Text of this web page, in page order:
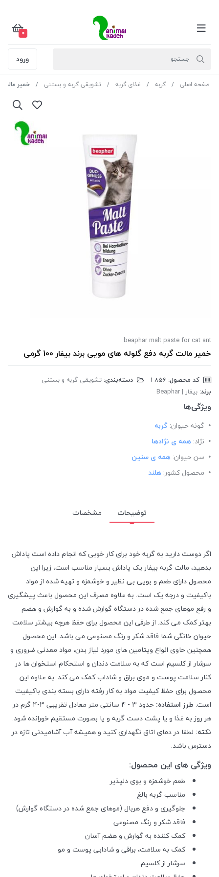
0
ورود
صفحه اصلی گربه غذای گربه تشویقی گربه و بستنی خمیر مالت
beaphar malt paste for cat ant
خمیر مالت گربه دفع گلوله های مویی برند بیفار 100 گرمی
کد محصول: دسته‌بندی: تشویقی گربه و بستنی
برند: بیفار | Beaphar
ویژگی‌ها
گونه حیوان: گربه
نژاد: همه ی نژادها
سن حیوان: همه ی سنین
محصول کشور: هلند
توضیحات مشخصات
اگر دوست دارید به گربه خود برای کار خوبی که انجام داده است پاداش
بدهید، مالت گربه بیفار یک پاداش بسیار مناسب است، زیرا این
محصول دارای طعم و بویی بی نظیر و خوشمزه و تهیه شده از مواد
باکیفیت و درجه یک است. به علاوه مصرف این محصول باعث پیشگیری
و رفع موهای جمع شده در دستگاه گوارش شده و به گوارش و هضم
بهتر کمک می کند. از طرفی این محصول برای حفظ هرچه بیشتر سلامت
حیوان خانگی شما فاقد شکر و رنگ مصنوعی می باشد. این محصول
همچنین حاوی انواع ویتامین های مورد نیاز بدن، مواد معدنی ضروری و
سرشار از کلسیم است که به سلامت دندان و استحکام استخوان ها در
کنار سلامت پوست و موی براق و شاداب کمک می کند. به علاوه این
محصول برای حفظ کیفیت مواد به کار رفته دارای بسته بندی باکیفیت
است. طرز استفاده:
حدود 3 - 4 سانتی‌ متر معادل تقریبی 3-4 گرم در
هر روز به غذا و یا پشت دست گربه و یا بصورت مستقیم خورانده شود.
نکته: لطفا در دمای اتاق نگهداری کنید و همیشه آب آشامیدنی تازه در
دسترس باشد.
ویژگی های این محصول:
طعم خوشمزه و بوی دلپذیر
مناسب گربه بالغ
جلوگیری و دفع هربال (موهای جمع شده در دستگاه گوارش)
فاقد شکر و رنگ مصنوعی
کمک کننده به گوارش و هضم آسان
کمک به سلامت، براقی و شادابی پوست و مو
سرشار از کلسیم